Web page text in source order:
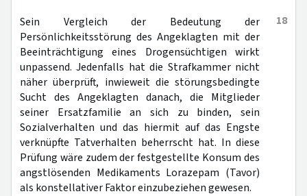
18
Sein Vergleich der Bedeutung der
Persönlichkeitsstörung des Angeklagten mit der
Beeinträchtigung eines Drogensüchtigen wirkt
unpassend. Jedenfalls hat die Strafkammer nicht
näher überprüft, inwieweit die störungsbedingte
Sucht des Angeklagten danach, die Mitglieder
seiner Ersatzfamilie an sich zu binden, sein
Sozialverhalten und das hiermit auf das Engste
verknüpfte Tatverhalten beherrscht hat. In diese
Prüfung wäre zudem der festgestellte Konsum des
angstlösenden Medikaments Lorazepam (Tavor)
als konstellativer Faktor einzubeziehen gewesen.